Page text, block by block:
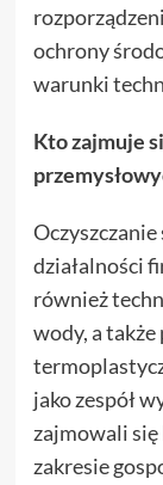
ochrony
warunki
Kto zajmuje
działalności
również
wody, a
jako zespół
zajmowali
zakresie